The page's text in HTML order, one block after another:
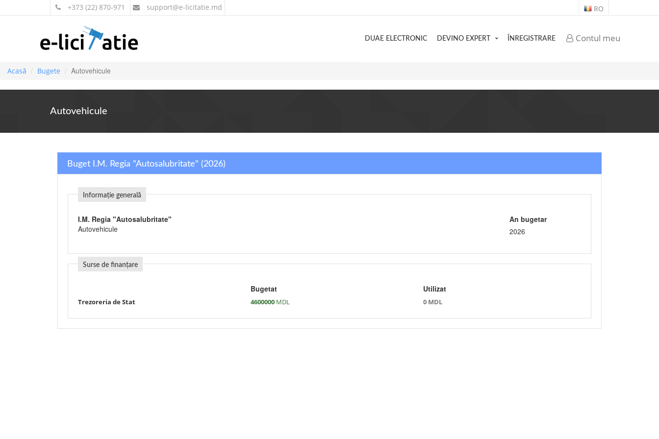
+373 (22) 870-971 support@e-licitatie.md RO
Contul meu
DUAE ELECTRONIC DEVINO EXPERT ÎNREGISTRARE
Acasă Bugete Autovehicule
Autovehicule
Buget I.M. Regia "Autosalubritate" (2026)
Informație generală
I.M. Regia "Autosalubritate"
Autovehicule
An bugetar
2026
Surse de finanțare
Bugetat Utilizat
Trezoreria de Stat 4600000 MDL 0 MDL